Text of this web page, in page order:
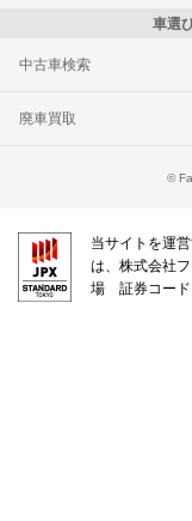
車選
中古車検索
廃車買取
©
当サイトを運
は、株式会社
場 証券コード